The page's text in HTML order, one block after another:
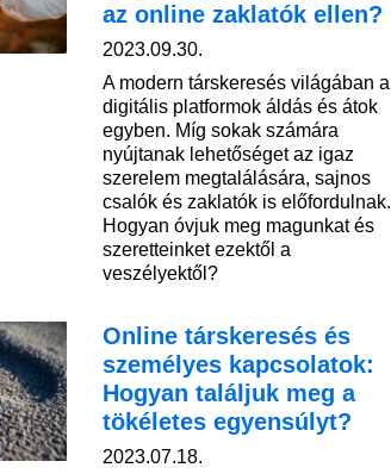
az online zaklatók ellen?
2023.09.30.
A modern társkeresés világában a
digitális platformok áldás és átok
egyben. Míg sokak számára
nyújtanak lehetőséget az igaz
szerelem megtalálására, sajnos
csalók és zaklatók is előfordulnak.
Hogyan óvjuk meg magunkat és
szeretteinket ezektől a
veszélyektől?
Online társkeresés és
személyes kapcsolatok:
Hogyan találjuk meg a
tökéletes egyensúlyt?
2023.07.18.